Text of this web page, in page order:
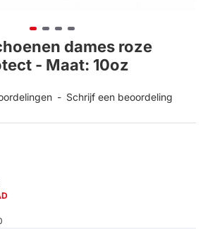
dames roze
- Maat: 10oz
- Schrijf een beoordeling